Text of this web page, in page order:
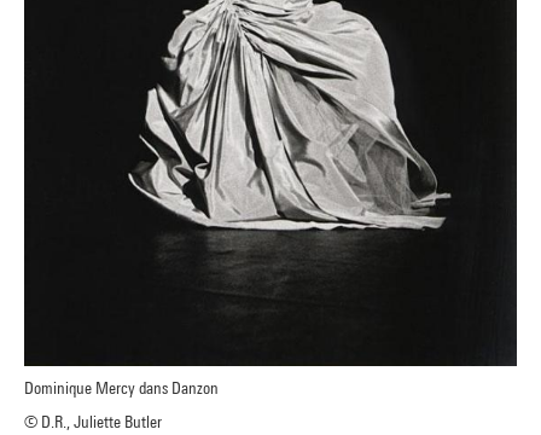
Dominique Mercy dans Danzon
© D.R., Juliette Butler